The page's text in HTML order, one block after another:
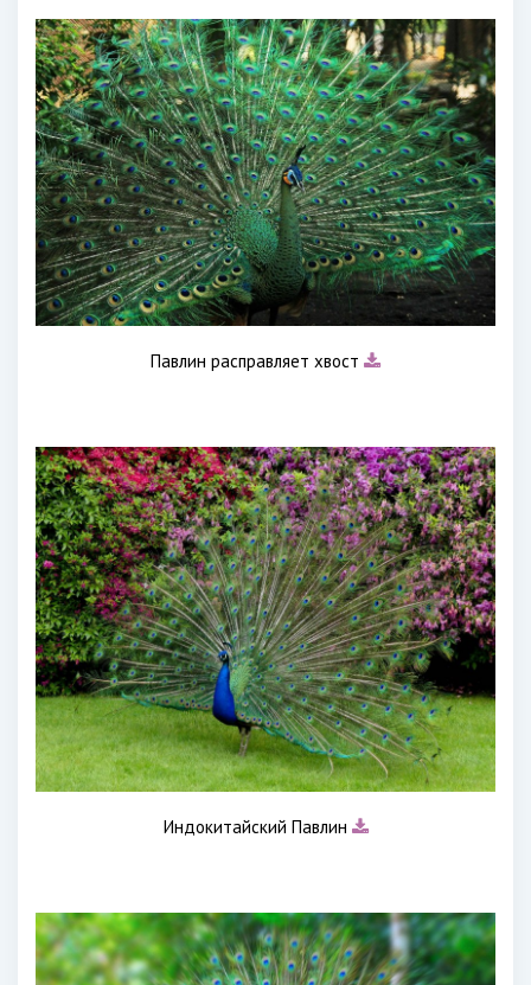
Павлин расправляет хвост
Индокитайский Павлин